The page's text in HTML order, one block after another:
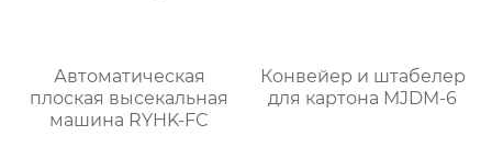
Автоматическая
плоская высекальная
машина RYHK-FC
Конвейер и штабелер
для картона MJDM-6